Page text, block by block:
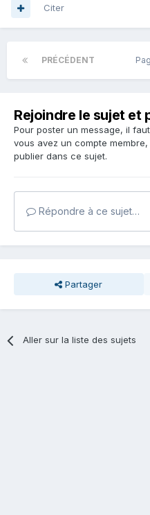
Citer
PRÉCÉDENT
Rejoindre le sujet et
Pour poster un message, il
vous avez un compte membre,
publier dans ce sujet.
Répondre à ce sujet…
Partager
Aller sur la liste des sujets